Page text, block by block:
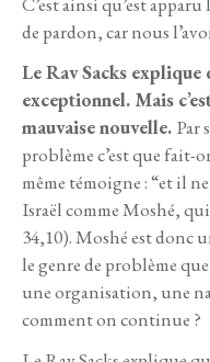
de pardon, car nous
Le Rav Sacks explique
exceptionnel. Mais
mauvaise nouvelle. Par
problème c’est que fait-
même témoigne : “et il
Israël comme Moshé,
34,10). Moshé est donc
le genre de problème
une organisation, une
comment on continue ?